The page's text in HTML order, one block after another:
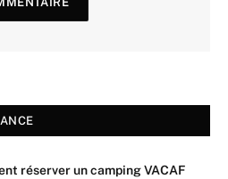
réserver un camping VACAF